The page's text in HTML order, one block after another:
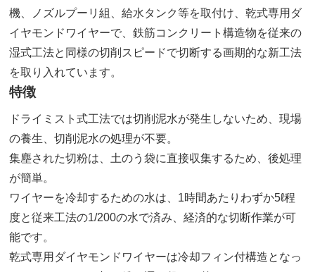
機、ノズルプーリ組、給水タンク等を取付け、乾式専用ダ
イヤモンドワイヤーで、鉄筋コンクリート構造物を従来の
湿式工法と同様の切削スピードで切断する画期的な新工法
を取り入れています。
特徴
ドライミスト式工法では切削泥水が発生しないため、現場
の養生、切削泥水の処理が不要。
集塵された切粉は、土のう袋に直接収集するため、後処理
が簡単。
ワイヤーを冷却するための水は、1時間あたりわずか5ℓ程
度と従来工法の1/200の水で済み、経済的な切断作業が可
能です。
乾式専用ダイヤモンドワイヤーは冷却フィン付構造となっ